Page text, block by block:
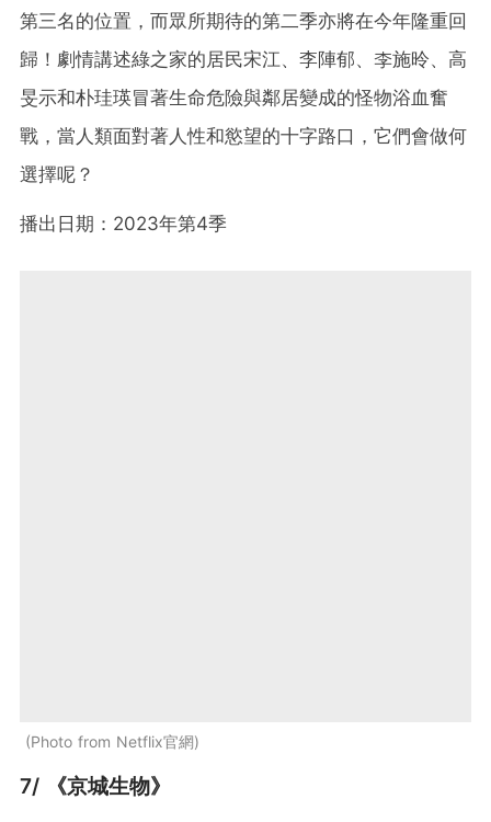
第三名的位置，而眾所期待的第二季亦將在今年隆重回
歸！劇情講述綠之家的居民宋江、李陣郁、李施昤、高
旻示和朴珪瑛冒著生命危險與鄰居變成的怪物浴血奮
戰，當人類面對著人性和慾望的十字路口，它們會做何
選擇呢？
播出日期：2023年第4季
Photo from Netflix官網
7/ 《京城生物》